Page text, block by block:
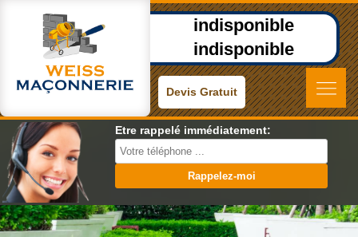
indisponible
indisponible
Devis Gratuit
Etre rappelé immédiatement: